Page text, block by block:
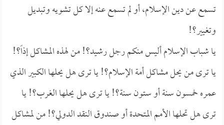
تسمع عن دين الإسلام، أو لم تسمع عنه إلا كل تشويه وتبديل
وتغيير؟!
يا شباب الإسلام أليس منكم رجل رشيد؟! من لهذه المشاكل إذاً؟!
يا ترى من يحل مشاكل أمة الإسلام؟! يا ترى هل يحلها الكبير الذي
عمره خمسون سنة أو ستون سنة؟! يا ترى هل يحلها الغرب؟! يا
ترى هل تحلها الأمم المتحدة أو صندوق النقد الدولي؟! من لمشاكل